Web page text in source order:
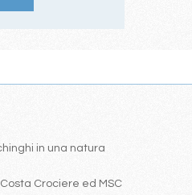
in una natura
Crociere ed MSC